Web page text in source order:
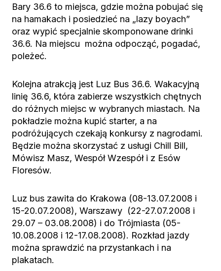
Bary 36.6 to miejsca, gdzie można pobujać się
na hamakach i posiedzieć na „lazy boyach”
oraz wypić specjalnie skomponowane drinki
36.6. Na miejscu można odpocząć, pogadać,
poleżeć.
Kolejna atrakcją jest Luz Bus 36.6. Wakacyjną
linię 36.6, która zabierze wszystkich chętnych
do różnych miejsc w wybranych miastach. Na
pokładzie można kupić starter, a na
podróżujących czekają konkursy z nagrodami.
Będzie można skorzystać z usługi Chill Bill,
Mówisz Masz, Wespół Wzespół i z Esów
Floresów.
Luz bus zawita do Krakowa (08-13.07.2008 i
15-20.07.2008), Warszawy (22-27.07.2008 i
29.07 – 03.08.2008) i do Trójmiasta (05-
10.08.2008 i 12-17.08.2008). Rozkład jazdy
można sprawdzić na przystankach i na
plakatach.